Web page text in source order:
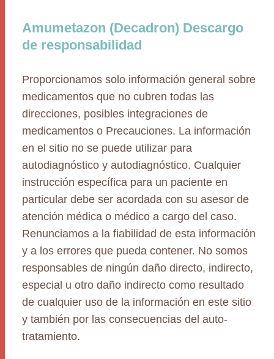
Amumetazon (Decadron) Descargo
de responsabilidad
Proporcionamos solo información general sobre
medicamentos que no cubren todas las
direcciones, posibles integraciones de
medicamentos o Precauciones. La información
en el sitio no se puede utilizar para
autodiagnóstico y autodiagnóstico. Cualquier
instrucción específica para un paciente en
particular debe ser acordada con su asesor de
atención médica o médico a cargo del caso.
Renunciamos a la fiabilidad de esta información
y a los errores que pueda contener. No somos
responsables de ningún daño directo, indirecto,
especial u otro daño indirecto como resultado
de cualquier uso de la información en este sitio
y también por las consecuencias del auto-
tratamiento.